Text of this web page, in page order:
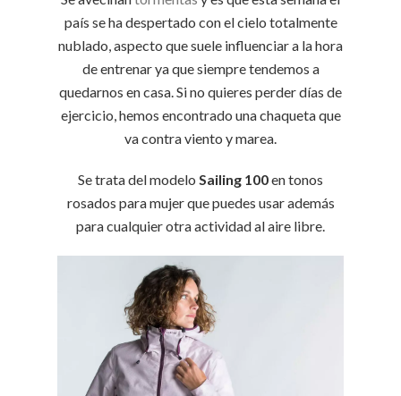
país se ha despertado con el cielo totalmente
nublado, aspecto que suele influenciar a la hora
de entrenar ya que siempre tendemos a
quedarnos en casa. Si no quieres perder días de
ejercicio, hemos encontrado una chaqueta que
va contra viento y marea.
Se trata del modelo Sailing 100en tonos
rosados para mujer que puedes usar además
para cualquier otra actividad al aire libre.